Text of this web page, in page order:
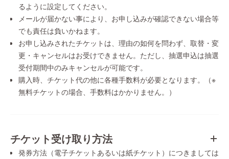
るように設定してください。
メールが届かない事により、お申し込みが確認できない場合等
でも責任は負いかねます。
お申し込みされたチケットは、理由の如何を問わず、取替・変
更・キャンセルはお受けできません。ただし、抽選申込は抽選
受付期間中のみキャンセルが可能です。
購入時、チケット代の他に各種手数料が必要となります。（※
無料チケットの場合、手数料はかかりません。）
チケット受け取り方法
発券方法（電子チケットあるいは紙チケット）につきましては